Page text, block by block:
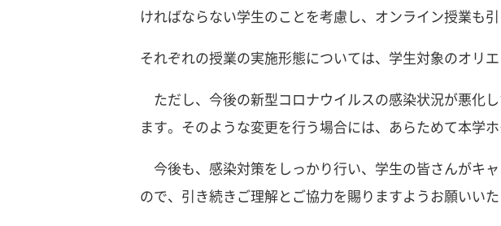
ければならない学生のことを考慮し、オンライン授業も引
それぞれの授業の実施形態については、学生対象のオリ
ただし、今後の新型コロナウイルスの感染状況が悪化
ます。そのような変更を行う場合には、あらためて本学
今後も、感染対策をしっかり行い、学生の皆さんがキ
ので、引き続きご理解とご協力を賜りますようお願いいた